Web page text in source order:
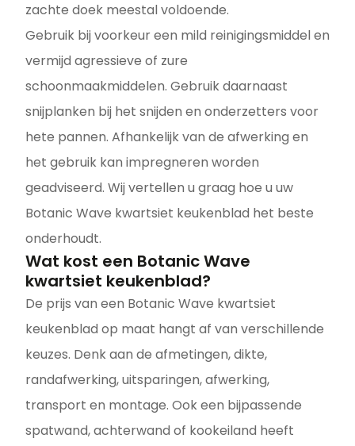
zachte doek meestal voldoende.
Gebruik bij voorkeur een mild reinigingsmiddel en
vermijd agressieve of zure
schoonmaakmiddelen. Gebruik daarnaast
snijplanken bij het snijden en onderzetters voor
hete pannen. Afhankelijk van de afwerking en
het gebruik kan impregneren worden
geadviseerd. Wij vertellen u graag hoe u uw
Botanic Wave kwartsiet keukenblad het beste
onderhoudt.
Wat kost een Botanic Wave
kwartsiet keukenblad?
De prijs van een Botanic Wave kwartsiet
keukenblad op maat hangt af van verschillende
keuzes. Denk aan de afmetingen, dikte,
randafwerking, uitsparingen, afwerking,
transport en montage. Ook een bijpassende
spatwand, achterwand of kookeiland heeft